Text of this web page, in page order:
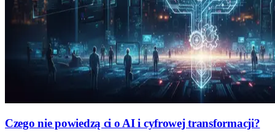
Czego nie powiedzą ci o AI i cyfrowej transformacji?